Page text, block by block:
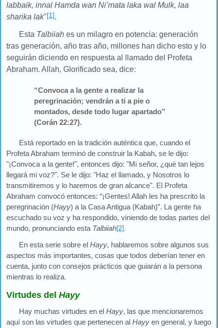
labbaik, innal Hamda wan Ni’mata laka wal Mulk, laa
sharika lak"[1].
Esta Talbiiah es un milagro en potencia: generación
tras generación, año tras año, millones han dicho esto y lo
seguirán diciendo en respuesta al llamado del Profeta
Abraham. Allah, Glorificado sea, dice:
“Convoca a la gente a realizar la
peregrinación; vendrán a ti a pie o
montados, desde todo lugar apartado”
(Corán 22:27).
Está reportado en la tradición auténtica que, cuando el
Profeta Abraham terminó de construir la Kabah, se le dijo:
"¡Convoca a la gente!", entonces dijo: "Mi señor, ¿qué tan lejos
llegará mi voz?". Se le dijo: "Haz el llamado, y Nosotros lo
transmitiremos y lo haremos de gran alcance". El Profeta
Abraham convocó entonces: “¡Gentes! Allah les ha prescrito la
peregrinación (Hayy) a la Casa Antigua (Kabah)”. La gente ha
escuchado su voz y ha respondido, viniendo de todas partes del
mundo, pronunciando esta Talbiiah[2]
En esta serie sobre elHayy, hablaremos sobre algunos sus
aspectos más importantes, cosas que todos deberían tener en
cuenta, junto con consejos prácticos que guiarán a la persona
mientras lo realiza.
Virtudes del Hayy
Hay muchas virtudes en elHayy, las que mencionaremos
aquí son las virtudes que pertenecen al Hayy en general, y luego